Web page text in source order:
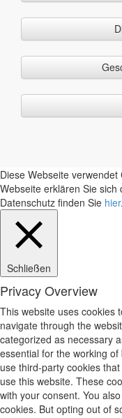
Diese Webseite
Webseite erklären Sie sich
Datenschutz finden Sie hier.
Schließen
Privacy Overview
This website uses cookies
navigate through the
categorized as necessary
essential for the working
use third-party cookies
use this website. These
with your consent. You
cookies. But opting out of